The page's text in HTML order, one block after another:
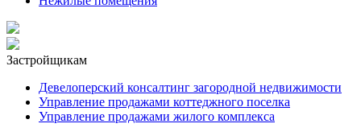
Застройщикам
Девелоперский консалтинг загородной недвижимости
Управление продажами коттеджного поселка
Управление продажами жилого комплекса